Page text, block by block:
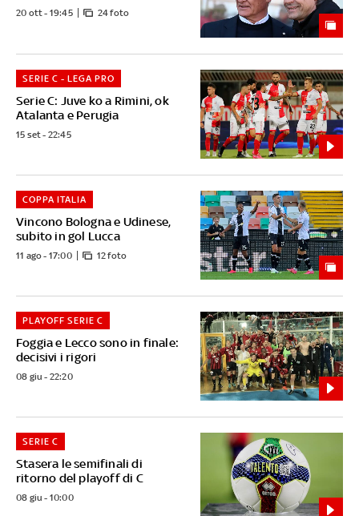
20 ott - 19:45 24 foto
Serie C: Juve ko a Rimini, ok
Atalanta e Perugia
SERIE C - LEGA PRO
15 set - 22:45
Vincono Bologna e Udinese,
subito in gol Lucca
COPPA ITALIA
11 ago - 17:00 12 foto
Foggia e Lecco sono in finale:
decisivi i rigori
PLAYOFF SERIE C
08 giu - 22:20
Stasera le semifinali di
ritorno del playoff di C
SERIE C
08 giu - 10:00